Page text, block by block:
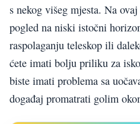
s nekog višeg mjesta. Na
pogled na niski istočni
raspolaganju teleskop ili
ćete imati bolju priliku za
biste imati problema sa
događaj promatrati golim